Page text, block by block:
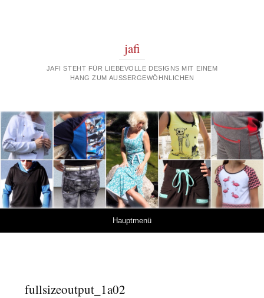
jafi
JAFI STEHT FÜR LIEBEVOLLE DESIGNS MIT EINEM
HANG ZUM AUSSERGEWÖHNLICHEN
Hauptmenü
fullsizeoutput_1a02